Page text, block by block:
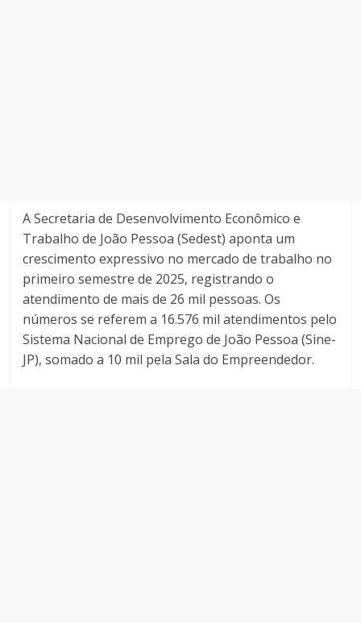
A Secretaria de Desenvolvimento Econômico e
Trabalho de João Pessoa (Sedest) aponta um
crescimento expressivo no mercado de trabalho no
primeiro semestre de 2025, registrando o
atendimento de mais de 26 mil pessoas. Os
números se referem a 16.576 mil atendimentos pelo
Sistema Nacional de Emprego de João Pessoa (Sine-
JP), somado a 10 mil pela Sala do Empreendedor.